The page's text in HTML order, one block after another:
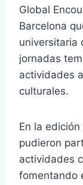
Global
Barcelona
universitaria
jornadas
actividades
culturales.
En la
pudieron
actividades
fomentando